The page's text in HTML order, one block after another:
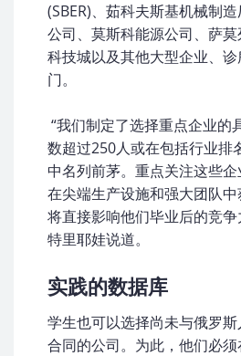
(SBER)、茹科夫斯基机械制
公司、莫斯科能源公司、萨
科技城以及其他大型企业、
门。
“我们制定了选择重点企业的
数超过250人或在包括行业排
中名列前茅。重点关注这些
在尖端生产设施和强大团队
将直接影响他们毕业后的竞争
特里耶娃说道。
实践的数据库
学生也可以选择尚未与俄罗
合同的公司。为此，他们必